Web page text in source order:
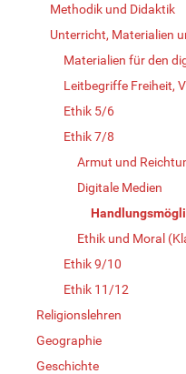
Methodik und Didaktik
Unterricht, Materialien
Materialien für den
Leitbegriffe Freiheit,
Ethik 5/6
Ethik 7/8
Armut und
Digitale Medien
Ethik und Moral
Ethik 9/10
Ethik 11/12
Religionslehren
Geographie
Geschichte